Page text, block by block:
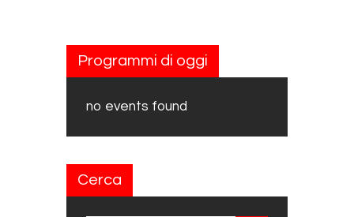
Programmi di oggi
no events found
Cerca